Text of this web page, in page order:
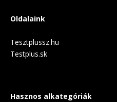
Oldalaink
Tesztplussz.hu
Testplus.sk
Hasznos alkategóriák